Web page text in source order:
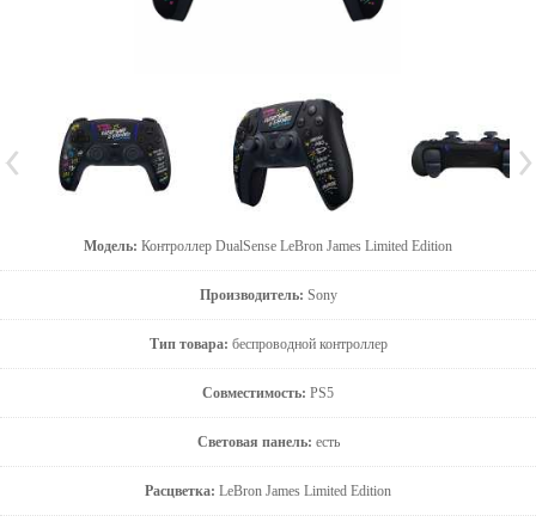
Модель: Контроллер DualSense LeBron James Limited Edition
Производитель: Sony
Тип товара: беспроводной контроллер
Совместимость: PS5
Световая панель: есть
Расцветка: LeBron James Limited Edition